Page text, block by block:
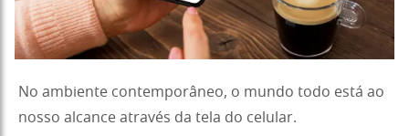
No ambiente contemporâneo, o mundo todo está ao
nosso alcance através da tela do celular.